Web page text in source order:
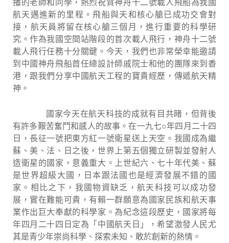
航天邁進新的里程。飛船與天和核心艙已成功交會對
接，航天員將留在核心艙三個月，進行重要的科學研
究。作為我國空間站階段的首次載人飛行，神舟十二號
載人飛行任務十分關鍵。今天，我們也非常榮幸能邀請
到中國神舟飛船首任總設計師戚院士和他的團隊來到香
港，跟我們分享中國航天工程的寶貴經歷，傳遞航天精
神。
國家今天在航天科技的成就有目共睹，但背後
有許多艱苦奮鬥和感人的故事。在一九七○年四月二十四
日，長征一號把東方紅一號衛星送上天空。我國成為繼
蘇、美、法、日之後，世界上第五個獨立研製並發射人
造衛星的國家，意義重大。上世紀六、七十年代美、蘇
是世界超級大國，日本跟法國也是經濟發展不錯的國
家。相比之下，我國物資缺乏，航天科技可以成功發
展，實在難能可貴，有賴一群願意為國家民族和航天事
業作出巨大奉獻的科學家。為紀念這段歷史，國家將每
年四月二十四日定為「中國航天日」，希望激發人民尤
其是青少年崇尚科學、探索未知、敢於創新的熱情。